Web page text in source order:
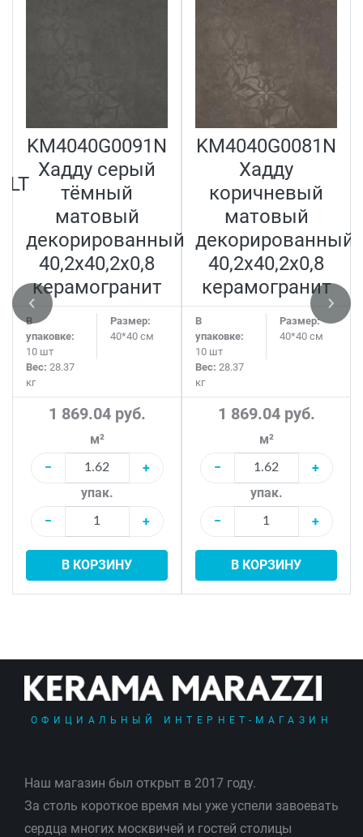
KM4040G0091N
Хадду серый
тёмный
матовый
декорированный
40,2x40,2x0,8
керамогранит
В
упаковке:
10 шт
Размер:
40*40 см
Вес: 28.37
кг
1 869.04 руб.
м²
−
+
упак.
−
+
В КОРЗИНУ
KM4040G0081N
Хадду
коричневый
матовый
декорированный
40,2x40,2x0,8
керамогранит
В
упаковке:
10 шт
Размер:
40*40 см
Вес: 28.37
кг
1 869.04 руб.
м²
−
+
упак.
−
+
В КОРЗИНУ
ОФИЦИАЛЬНЫЙ ИНТЕРНЕТ-МАГАЗИН
Наш магазин был открыт в 2017 году.
За столь короткое время мы уже успели завоевать
сердца многих москвичей и гостей столицы